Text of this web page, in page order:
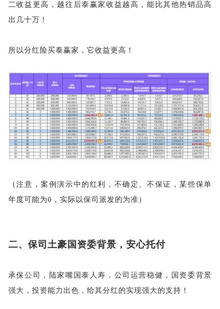
二收益更高，越往后泰赢家收益越高，能比其他热销品高
出几十万！
所以分红险买泰赢家，它收益更高！
（注意，案例演示中的红利，不确定、不保证，某些保单
年度可能为0，实际以保司派发的为准）
二、 保司土豪国资委背景，安心托付
承保公司，陆家嘴国泰人寿，公司运营稳健，国资委背景
强大，投资能力出色，给其分红的实现强大的支持！